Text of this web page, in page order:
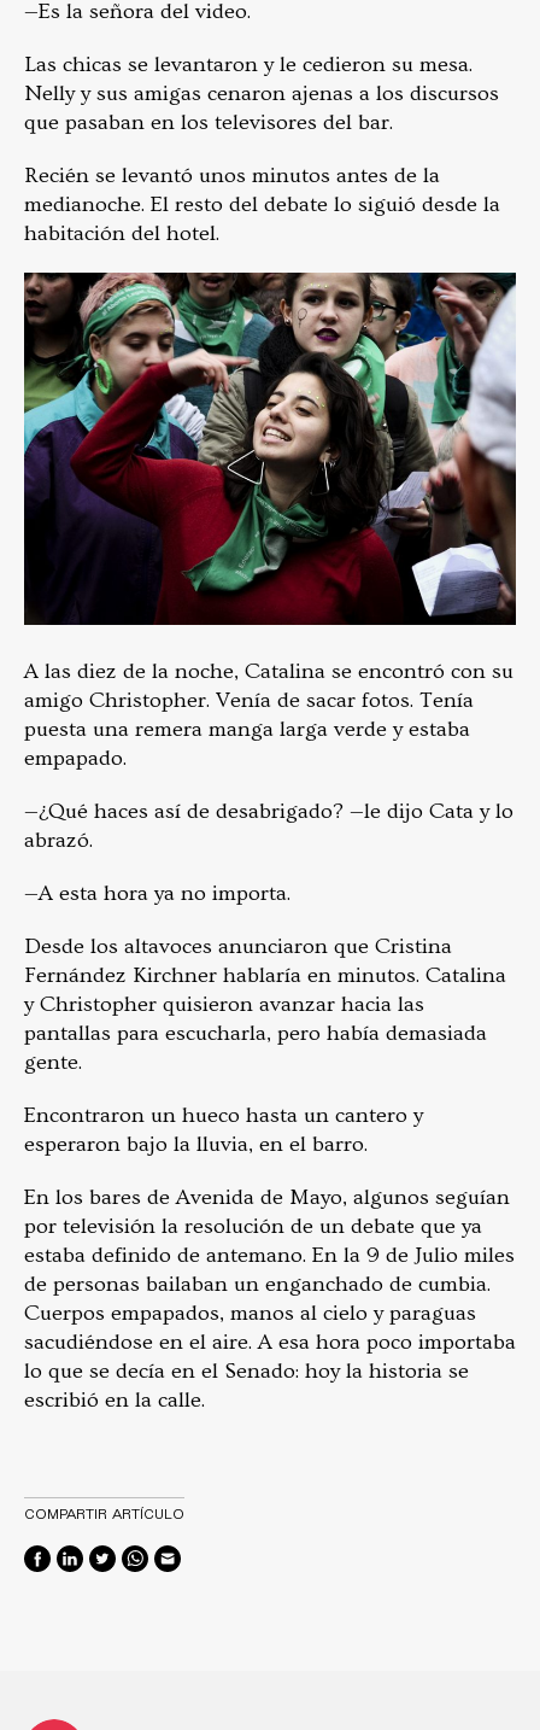
—Es la señora del video.
Las chicas se levantaron y le cedieron su mesa.
Nelly y sus amigas cenaron ajenas a los discursos
que pasaban en los televisores del bar.
Recién se levantó unos minutos antes de la
medianoche. El resto del debate lo siguió desde la
habitación del hotel.
A las diez de la noche, Catalina se encontró con su
amigo Christopher. Venía de sacar fotos. Tenía
puesta una remera manga larga verde y estaba
empapado.
—¿Qué haces así de desabrigado? —le dijo Cata y lo
abrazó.
—A esta hora ya no importa.
Desde los altavoces anunciaron que Cristina
Fernández Kirchner hablaría en minutos. Catalina
y Christopher quisieron avanzar hacia las
pantallas para escucharla, pero había demasiada
gente.
Encontraron un hueco hasta un cantero y
esperaron bajo la lluvia, en el barro.
En los bares de Avenida de Mayo, algunos seguían
por televisión la resolución de un debate que ya
estaba definido de antemano. En la 9 de Julio miles
de personas bailaban un enganchado de cumbia.
Cuerpos empapados, manos al cielo y paraguas
sacudiéndose en el aire. A esa hora poco importaba
lo que se decía en el Senado: hoy la historia se
escribió en la calle.
COMPARTIR ARTÍCULO